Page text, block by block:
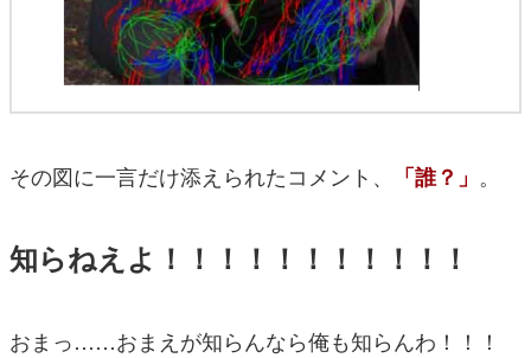
その図に一言だけ添えられたコメント、 「誰？」 。
知らねえよ！！！！！！！！！！！
おまっ……おまえが知らんなら俺も知らんわ！！！